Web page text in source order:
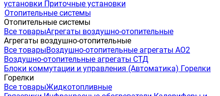
установки Приточные установки
Отопительные системы
Отопительные системы
Все товарыАгрегаты воздушно-отопительные
Агрегаты воздушно-отопительные
Все товарыВоздушно-отопительные агрегаты АО2
Воздушно-отопительные агрегаты СТД
Блоки коммутации и управления (Автоматика) Горелки
Горелки
Все товарыЖидкотопливные